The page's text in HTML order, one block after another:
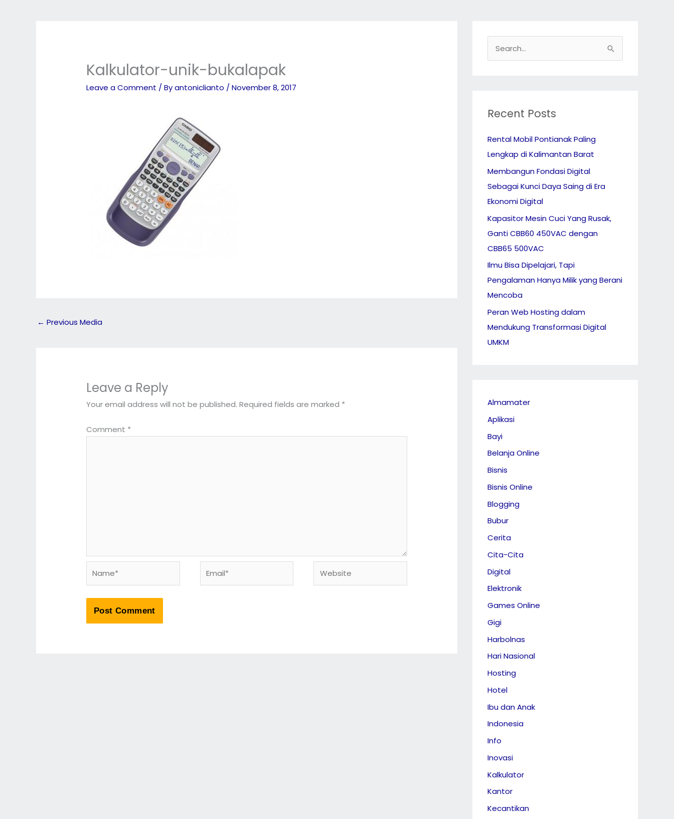
Kalkulator-unik-bukalapak
Leave a Comment / Byantoniclianto /November 8, 2017
← Previous Media
Leave a Reply
Your email address will not be published. Required fields are marked *
Comment *
c
f
o
r
:
Recent Posts
Rental Mobil Pontianak Paling
Lengkap di Kalimantan Barat
Membangun Fondasi Digital
Sebagai Kunci Daya Saing di Era
Ekonomi Digital
Kapasitor Mesin Cuci Yang Rusak,
Ganti CBB60 450VAC dengan
CBB65 500VAC
Ilmu Bisa Dipelajari, Tapi
Pengalaman Hanya Milik yang Berani
Mencoba
Peran Web Hosting dalam
Mendukung Transformasi Digital
UMKM
Almamater
Aplikasi
Bayi
Belanja Online
Bisnis
Bisnis Online
Blogging
Bubur
Cerita
Cita-Cita
Digital
Elektronik
Games Online
Gigi
Harbolnas
Hari Nasional
Hosting
Hotel
Ibu dan Anak
Indonesia
Info
Inovasi
Kalkulator
Kantor
Kecantikan